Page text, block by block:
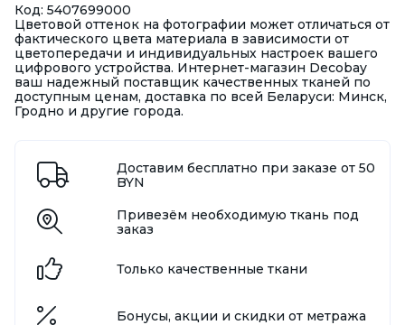
Код: 5407699000
Цветовой оттенок на фотографии может отличаться от
фактического цвета материала в зависимости от
цветопередачи и индивидуальных настроек вашего
цифрового устройства. Интернет-магазин Decobay
ваш надежный поставщик качественных тканей по
доступным ценам, доставка по всей Беларуси: Минск,
Гродно и другие города.
Доставим бесплатно при заказе от 50
BYN
Привезём необходимую ткань под
заказ
Только качественные ткани
Бонусы, акции и скидки от метража